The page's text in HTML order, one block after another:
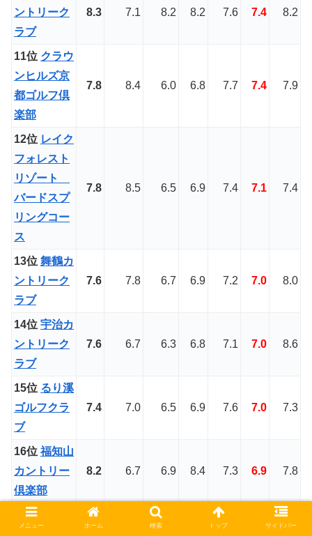
ントリーク
ラブ
8.3 7.1 8.2 8.2 7.6 7.4 8.2
11位 クラウ
ンヒルズ京
都ゴルフ倶
楽部
7.8 8.4 6.0 6.8 7.7 7.4 7.9
12位 レイク
フォレスト
リゾート
バードスプ
リングコー
ス
7.8 8.5 6.5 6.9 7.4 7.1 7.4
13位 舞鶴カ
ントリーク
ラブ
7.6 7.8 6.7 6.9 7.2 7.0 8.0
14位 宇治カ
ントリーク
ラブ
7.6 6.7 6.3 6.8 7.1 7.0 8.6
15位 るり溪
ゴルフクラ
ブ
7.4 7.0 6.5 6.9 7.6 7.0 7.3
16位 福知山
カントリー
倶楽部
8.2 6.7 6.9 8.4 7.3 6.9 7.8
17位
7.6 6.4 7.1 6.9 7.3
メニュー ホーム 検索 トップ サイドバー